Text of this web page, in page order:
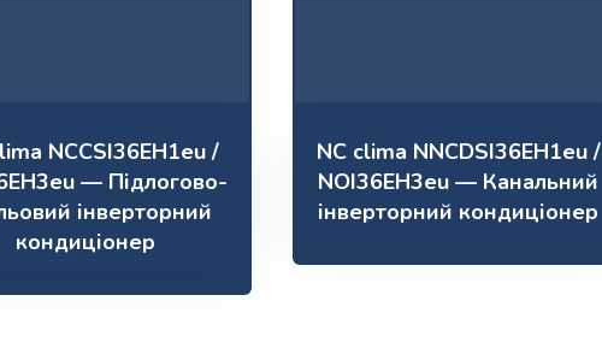
NCCSI36EH1eu /
— Підлогово-
інверторний
кондиціонер
NC clima NNCDSI36EH1eu /
NOI36EH3eu — Канальний
інверторний кондиціонер